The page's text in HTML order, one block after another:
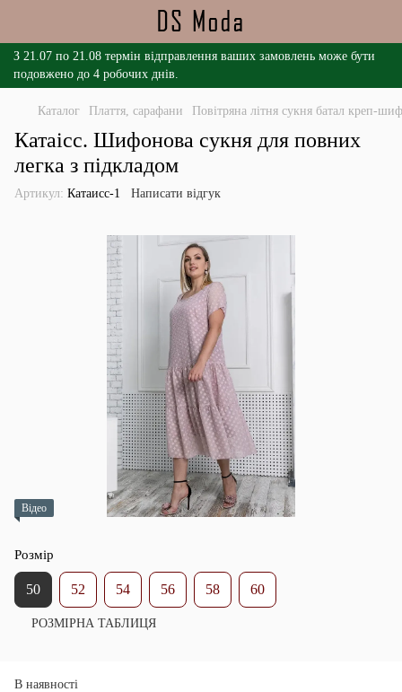
З 21.07 по 21.08 термін відправлення ваших замовлень може бути
подовжено до 4 робочих днів.
Каталог Плаття, сарафани Повітряна літня сукня батал креп-
Катаісс. Шифонова сукня для повних
легка з підкладом
Артикул: Катаисс-1 Написати відгук
Відео
Розмір
50 52 54 56 58 60
РОЗМІРНА ТАБЛИЦЯ
В наявності